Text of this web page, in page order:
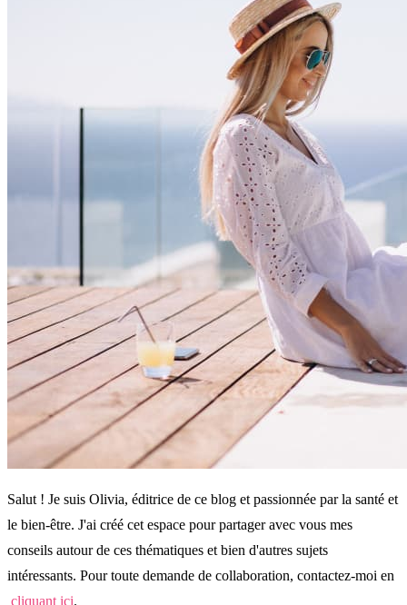
Salut ! Je suis Olivia, éditrice de ce blog et passionnée par la santé et
le bien-être. J'ai créé cet espace pour partager avec vous mes
conseils autour de ces thématiques et bien d'autres sujets
intéressants. Pour toute demande de collaboration, contactez-moi en
cliquant ici.